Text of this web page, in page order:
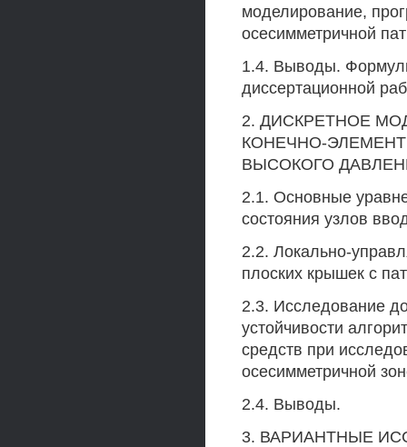
моделирование,
осесимметричной
1.4. Выводы.
диссертационной
2. ДИСКРЕТНОЕ
КОНЕЧНО-
ВЫСОКОГО
2.1. Основные
состояния узлов
2.2. Локально-
плоских крышек с
2.3. Исследование
устойчивости
средств при
осесимметричной
2.4. Выводы.
3. ВАРИАНТНЫЕ